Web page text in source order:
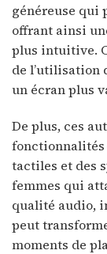
généreuse qui
offrant ainsi
plus intuitive.
de l’utilisation
un écran plus
De plus, ces
fonctionnalités
tactiles et des
femmes qui
qualité audio,
peut
moments de